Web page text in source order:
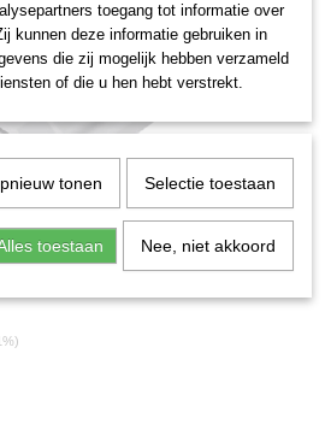
3/4 INCH
toegang tot informatie over
kunnen deze informatie gebruiken in
die zij mogelijk hebben verzameld
of die u hen hebt verstrekt.
tonen Selectie toestaan
toestaan Nee, niet akkoord